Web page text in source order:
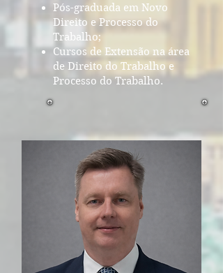
Pós-graduada em Novo
Direito e Processo do
Trabalho;
Cursos de Extensão na área
de Direito do Trabalho e
Processo do Trabalho.